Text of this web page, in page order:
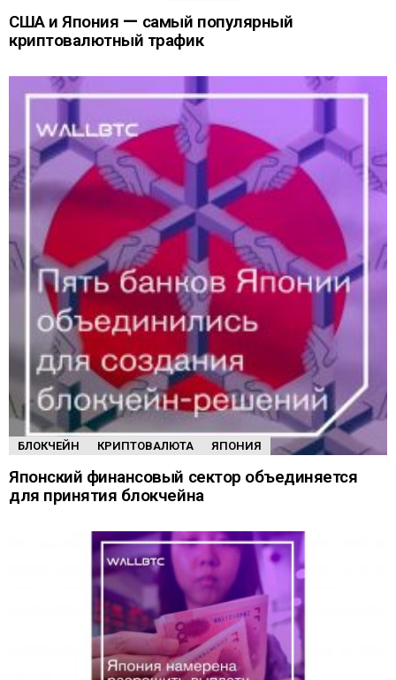
США и Япония — самый популярный
криптовалютный трафик
БЛОКЧЕЙН КРИПТОВАЛЮТА ЯПОНИЯ
Японский финансовый сектор объединяется
для принятия блокчейна